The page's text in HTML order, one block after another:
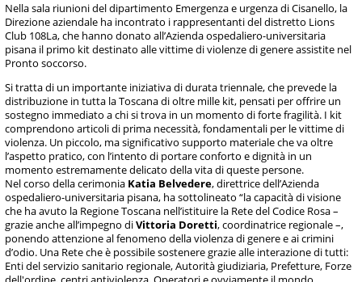
Nella sala riunioni del dipartimento Emergenza e urgenza di Cisanello, la
Direzione aziendale ha incontrato i rappresentanti del distretto Lions
Club 108La, che hanno donato all’Azienda ospedaliero-universitaria
pisana il primo kit destinato alle vittime di violenze di genere assistite nel
Pronto soccorso.
Si tratta di un importante iniziativa di durata triennale, che prevede la
distribuzione in tutta la Toscana di oltre mille kit, pensati per offrire un
sostegno immediato a chi si trova in un momento di forte fragilità. I kit
comprendono articoli di prima necessità, fondamentali per le vittime di
violenza. Un piccolo, ma significativo supporto materiale che va oltre
l’aspetto pratico, con l’intento di portare conforto e dignità in un
momento estremamente delicato della vita di queste persone.
Nel corso della cerimonia Katia Belvedere, direttrice dell’Azienda
ospedaliero-universitaria pisana, ha sottolineato “la capacità di visione
che ha avuto la Regione Toscana nell’istituire la Rete del Codice Rosa –
grazie anche all’impegno diVittoria Doretti, coordinatrice regionale –,
ponendo attenzione al fenomeno della violenza di genere e ai crimini
d’odio. Una Rete che è possibile sostenere grazie alle interazione di tutti:
Enti del servizio sanitario regionale, Autorità giudiziaria, Prefetture, Forze